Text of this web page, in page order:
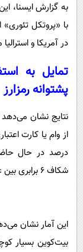
به گزارش ایسنا،
در آمریکا و
تمایل به
پشتوانه رمزارز
درصد در حال
شکاف ۶ برابری بین علاقه و استفاده عملی را قابل توجه می‌داند.
این آمار نشان
بیت‌کوین بسیار